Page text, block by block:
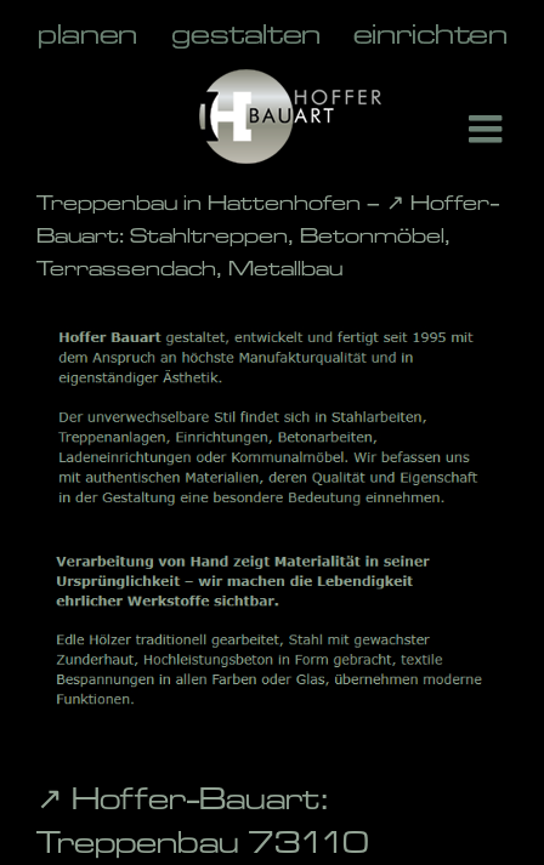
Treppenbau in Hattenhofen – ↗️ Hoffer-
Bauart: Stahltreppen, Betonmöbel,
Terrassendach, Metallbau
↗️ Hoffer-Bauart:
Treppenbau 73110